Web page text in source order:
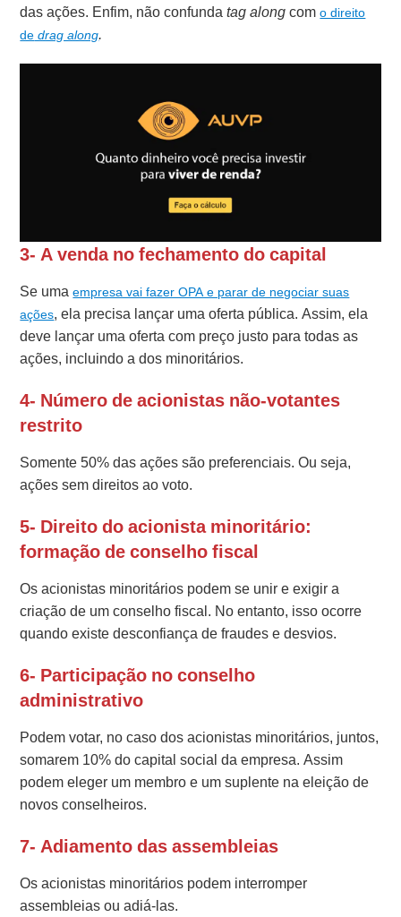
das ações. Enfim, não confundatag alongcomo direito
de drag along.
3- A venda no fechamento do capital
Se umaempresa vai fazer OPA e parar de negociar suas
ações, ela precisa lançar uma oferta pública. Assim, ela
deve lançar uma oferta com preço justo para todas as
ações, incluindo a dos minoritários.
4- Número de acionistas não-votantes
restrito
Somente 50% das ações são preferenciais. Ou seja,
ações sem direitos ao voto.
5- Direito do acionista minoritário:
formação de conselho fiscal
Os acionistas minoritários podem se unir e exigir a
criação de um conselho fiscal. No entanto, isso ocorre
quando existe desconfiança de fraudes e desvios.
6- Participação no conselho
administrativo
Podem votar, no caso dos acionistas minoritários, juntos,
somarem 10% do capital social da empresa. Assim
podem eleger um membro e um suplente na eleição de
novos conselheiros.
7- Adiamento das assembleias
Os acionistas minoritários podem interromper
assembleias ou adiá-las.